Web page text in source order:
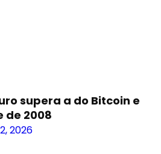
supera a do Bitcoin e
de 2008
2026